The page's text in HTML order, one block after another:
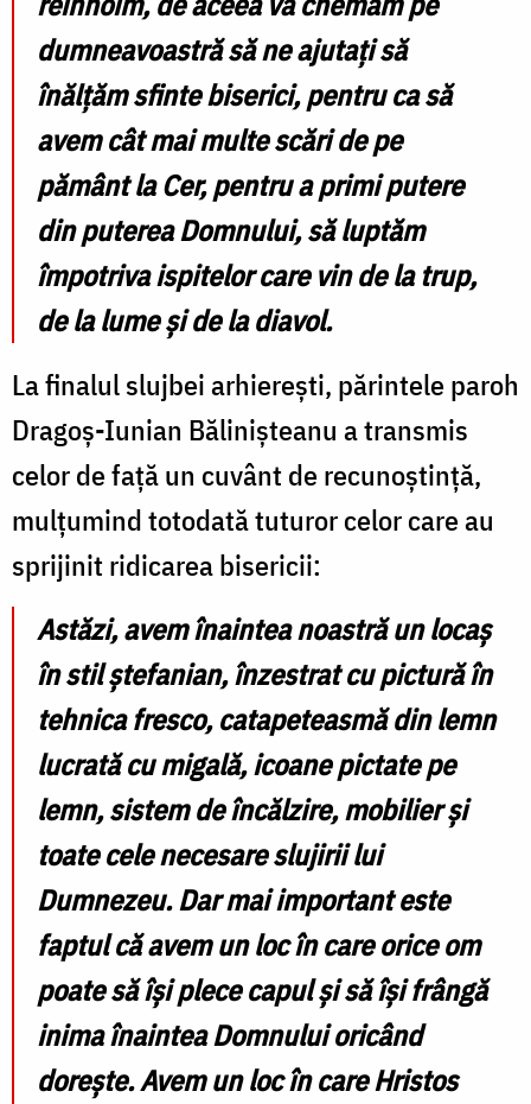
dumneavoastră să ne ajutați să
înălțăm sfinte biserici, pentru ca să
avem cât mai multe scări de pe
pământ la Cer, pentru a primi putere
din puterea Domnului, să luptăm
împotriva ispitelor care vin de la trup,
de la lume și de la diavol.
La finalul slujbei arhierești, părintele paroh
Dragoș-Iunian Bălinișteanu a transmis
celor de față un cuvânt de recunoștință,
mulțumind totodată tuturor celor care au
sprijinit ridicarea bisericii:
Astăzi, avem înaintea noastră un locaș
în stil ștefanian, înzestrat cu pictură în
tehnica fresco, catapeteasmă din lemn
lucrată cu migală, icoane pictate pe
lemn, sistem de încălzire, mobilier și
toate cele necesare slujirii lui
Dumnezeu. Dar mai important este
faptul că avem un loc în care orice om
poate să își plece capul și să își frângă
inima înaintea Domnului oricând
dorește. Avem un loc în care Hristos